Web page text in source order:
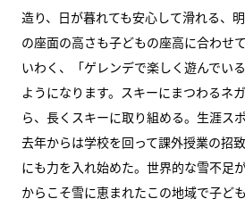
造り、日が暮れても安心して滑れる、
の座面の高さも子どもの座高に合わせ
いわく、「ゲレンデで楽しく遊んでい
ようになります。スキーにまつわるネ
ら、長くスキーに取り組める。生涯ス
去年からは学校を回って課外授業の招
にも力を入れ始めた。世界的な雪不足
からこそ雪に恵まれたこの地域で子ど